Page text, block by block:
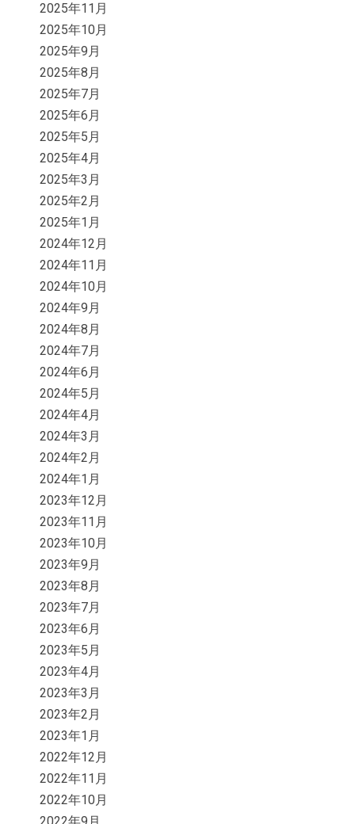
2025年11月
2025年10月
2025年9月
2025年8月
2025年7月
2025年6月
2025年5月
2025年4月
2025年3月
2025年2月
2025年1月
2024年12月
2024年11月
2024年10月
2024年9月
2024年8月
2024年7月
2024年6月
2024年5月
2024年4月
2024年3月
2024年2月
2024年1月
2023年12月
2023年11月
2023年10月
2023年9月
2023年8月
2023年7月
2023年6月
2023年5月
2023年4月
2023年3月
2023年2月
2023年1月
2022年12月
2022年11月
2022年10月